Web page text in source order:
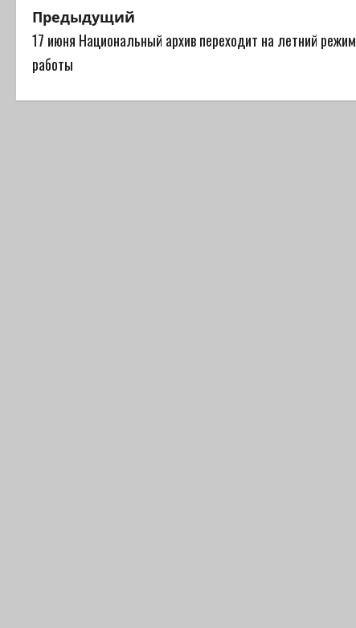
Н
а
Предыдущий
17 июня Национальный архив переходит на летний режим
работы